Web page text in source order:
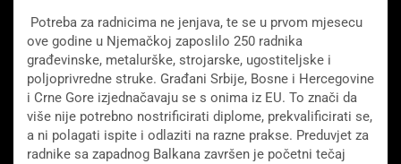
Potreba za radnicima ne jenjava, te se u prvom mjesecu
ove godine u Njemačkoj zaposlilo 250 radnika
građevinske, metalurške, strojarske, ugostiteljske i
poljoprivredne struke. Građani Srbije, Bosne i Hercegovine
i Crne Gore izjednačavaju se s onima iz EU. To znači da
više nije potrebno nostrificirati diplome, prekvalificirati se,
a ni polagati ispite i odlaziti na razne prakse. Preduvjet za
radnike sa zapadnog Balkana završen je početni tečaj